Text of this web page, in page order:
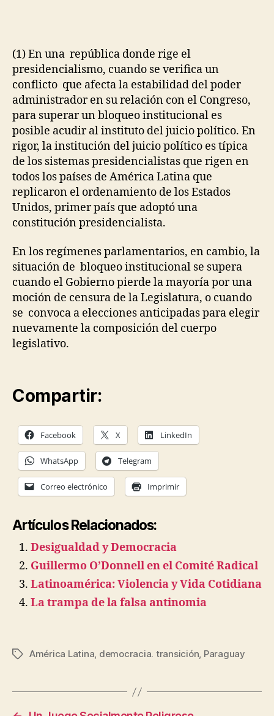
(1) En una república donde rige el
presidencialismo, cuando se verifica un
conflicto que afecta la estabilidad del poder
administrador en su relación con el Congreso,
para superar un bloqueo institucional es
posible acudir al instituto del juicio político. En
rigor, la institución del juicio político es típica
de los sistemas presidencialistas que rigen en
todos los países de América Latina que
replicaron el ordenamiento de los Estados
Unidos, primer país que adoptó una
constitución presidencialista.
En los regímenes parlamentarios, en cambio, la
situación de bloqueo institucional se supera
cuando el Gobierno pierde la mayoría por una
moción de censura de la Legislatura, o cuando
se convoca a elecciones anticipadas para elegir
nuevamente la composición del cuerpo
legislativo.
Compartir:
Facebook X LinkedIn
WhatsApp Telegram
Correo electrónico Imprimir
Artículos Relacionados:
Desigualdad y Democracia
Guillermo O’Donnell en el Comité Radical
Latinoamérica: Violencia y Vida Cotidiana
La trampa de la falsa antinomia
Etiquetas
América Latina, democracia. transición, Paraguay